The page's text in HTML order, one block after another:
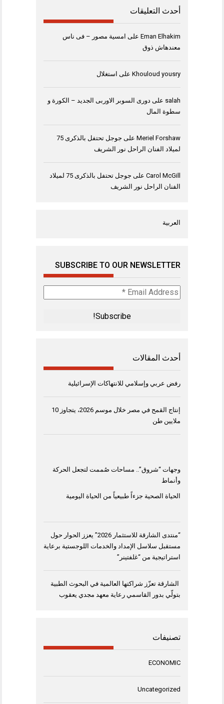
أحدث التعليقات
Eman Elhakim على امسية مصور – فى ناس
معندهاش ذوق
Khouloud yousry على استغلال
salah على دورى السوبر الاوربى الجديد – الكورة و
سطوة المال
Meriel Forshaw على
جوجل تحتفل بالذكرى 75
لميلاد الفنان الراحل نور الشريف
Carol McGill على
جوجل تحتفل بالذكرى 75 لميلاد
الفنان الراحل نور الشريف
العربية
SUBSCRIBE TO OUR NEWSLETTER
Email
Address
أحدث المقالات
رفض عربي وإسلامي للانتهاكات الإسرائيلية
إنتاج القمح في مصر خلال موسم 2026، يتجاوز 10
ملايين طن
وجهات “شروق”.. مساحات صُممت لتجعل الحركة
وأنماط
الحياة الصحية جزءاً طبيعياً من الحياة اليومية
“منتدى الشارقة للاستثمار 2026” يعزز الحوار حول
مستقبل سلاسل الإمداد والخدمات اللوجستية برعاية
استراتيجية من “غلفتينر”
الشارقة تعزّز شراكتها العالمية في البحوث الطبية
بتولّي بدور القاسمي رعاية معهد مجدي يعقوب
تصنيفات
ECONOMIC
Uncategorized